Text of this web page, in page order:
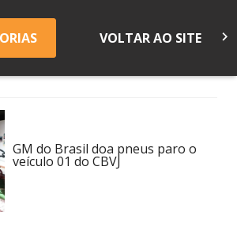
VOLTAR AO SITE keyboard_arrow_right
GM do Brasil doa pneus paro o
veículo 01 do CBVJ